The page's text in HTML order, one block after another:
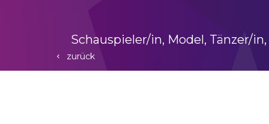
zurück
Schauspieler/in, Model, Tänzer/